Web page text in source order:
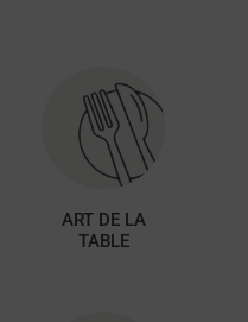
ART DE LA
TABLE